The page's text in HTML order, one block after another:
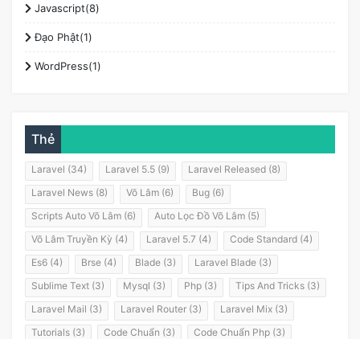
Javascript(8)
Đạo Phật(1)
WordPress(1)
Thẻ
Laravel (34) Laravel 5.5 (9)
Laravel Released (8)
Laravel News (8)
Võ Lâm (6)
Bug (6)
Scripts Auto Võ Lâm (6)
Auto Lọc Đồ Võ Lâm (5)
Võ Lâm Truyền Kỳ (4)
Laravel 5.7 (4)
Code Standard (4)
Es6 (4)
Brse (4) Blade (3)
Laravel Blade (3)
Sublime Text (3)
Mysql (3) Php (3)
Tips And Tricks (3)
Laravel Mail (3)
Laravel Router (3)
Laravel Mix (3)
Tutorials (3)
Code Chuẩn (3)
Code Chuẩn Php (3)